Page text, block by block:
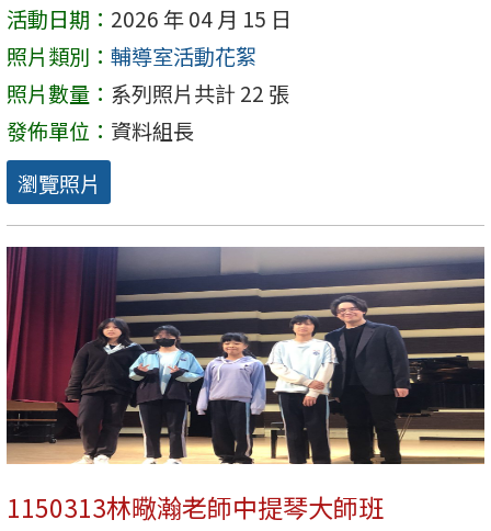
活動日期： 2026 年 04 月 15 日
照片類別： 輔導室活動花絮
照片數量： 系列照片共計 22 張
發佈單位： 資料組長
瀏覽照片
1150313林曔瀚老師中提琴大師班